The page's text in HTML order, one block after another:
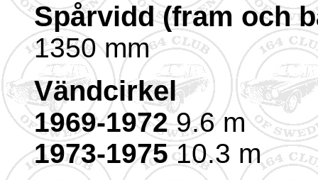
Spårvidd (fram och
1350 mm
Vändcirkel
1969-19729.6 m
1973-197510.3 m